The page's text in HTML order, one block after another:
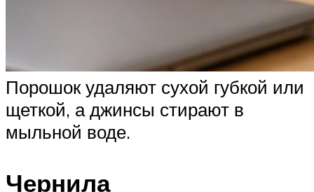
Порошок удаляют сухой губкой или
щеткой, а джинсы стирают в
мыльной воде.
Чернила